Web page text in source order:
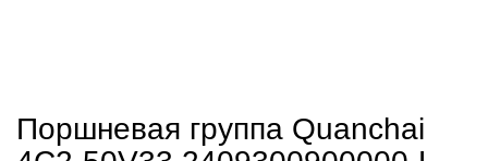
Поршневая группа Quanchai